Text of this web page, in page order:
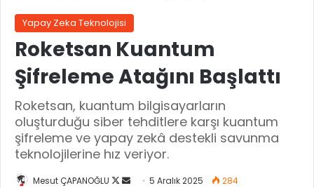
Yapay Zeka Teknolojisi
Roketsan Kuantum
Şifreleme Atağını Başlattı
Roketsan, kuantum bilgisayarların
oluşturduğu siber tehditlere karşı kuantum
şifreleme ve yapay zekâ destekli savunma
teknolojilerine hız veriyor.
Mesut ÇAPANOĞLU
X
5 Aralık 2025
284